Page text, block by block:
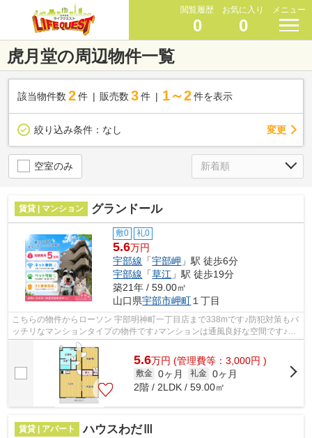
閲覧履歴
0
お気に入り
0
メニュー
虎月堂の周辺物件一覧
該当物件数 2件 販売数 3 件 1～2 件を表示
絞り込み条件： なし 変更
空室のみ
賃貸 | マンション グランドール
敷0 礼0
5.6万円
宇部線 「宇部岬 」駅 徒歩6分
宇部線 「草江 」駅 徒歩19分
築21年 / 59.00㎡
山口県宇部市岬町１丁目
こちらの物件からローソン 宇部明神町一丁目店まで338mです♪防犯対策もバ
ッチリなマンションタイプの物件です♪マンションは通風良好な空間です♪2
駅利用可能な利便性の高いマンションで...
5.6万円 (管理費等：3,000円 )
敷金 0ヶ月 礼金 0ヶ月
2階 / 2LDK / 59.00㎡
賃貸 | アパート ハウスわだⅢ